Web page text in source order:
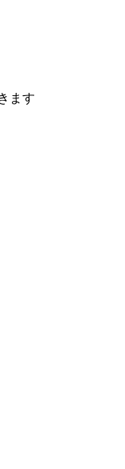
ます